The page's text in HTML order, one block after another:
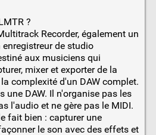
?
Recorder, également un
de studio
aux musiciens qui
mixer et exporter de la
complexité d'un DAW complet.
une DAW. Il n'organise pas les
l'audio et ne gère pas le MIDI.
fait bien : capturer une
le son avec des effets et